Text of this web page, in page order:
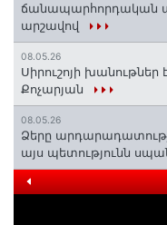
ճանապարհորդական
արշավով
08.05.26
Սիրուշոյի
Քոչարյան
08.05.26
Ձերը
այս պետությունն